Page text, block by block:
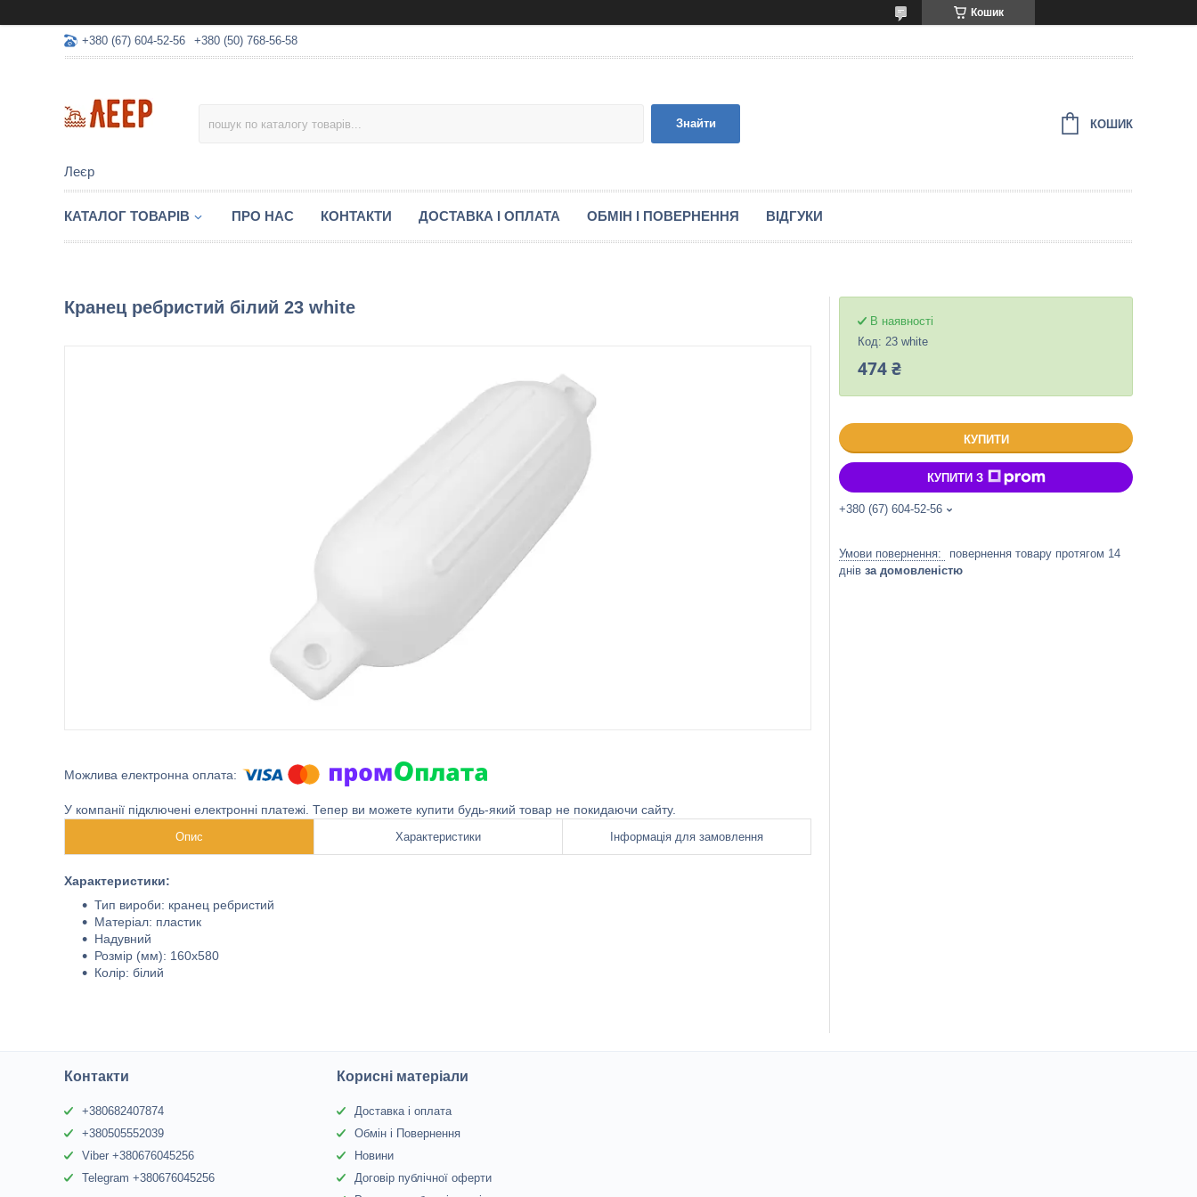
Кошик
+380 (67) 604-52-56 +380 (50) 768-56-58
Леєр
Знайти КОШИК
КАТАЛОГ ТОВАРІВ ПРО НАС КОНТАКТИ ДОСТАВКА І ОПЛАТА ОБМІН І ПОВЕРНЕННЯ ВІДГУКИ
Кранец ребристий білий 23 white
У компанії підключені електронні платежі. Тепер ви можете купити будь-який товар не покидаючи сайту.
Опис Характеристики Інформація для замовлення
Характеристики:
Тип вироби: кранец ребристий
Матеріал: пластик
Надувний
Розмір (мм): 160х580
Колір: білий
В наявності
Код: 23 white
474 ₴
КУПИТИ
КУПИТИ З
+380 (67) 604-52-56
повернення товару протягом 14
днів за домовленістю
Контакти
+380682407874
+380505552039
Viber +380676045256
Telegram +380676045256
Корисні матеріали
Доставка і оплата
Обмін і Повернення
Новини
Договір публічної оферти